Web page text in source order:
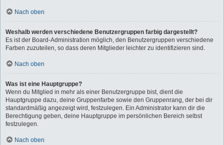
Nach oben
Weshalb werden verschiedene Benutzergruppen farbig dargestellt?
Es ist der Board-Administration möglich, den Benutzergruppen verschiedene
Farben zuzuteilen, so dass deren Mitglieder leichter zu identifizieren sind.
Nach oben
Was ist eine Hauptgruppe?
Wenn du Mitglied in mehr als einer Benutzergruppe bist, dient die
Hauptgruppe dazu, deine Gruppenfarbe sowie den Gruppenrang, der bei dir
standardmäßig angezeigt wird, festzulegen. Ein Administrator kann dir die
Berechtigung geben, deine Hauptgruppe im persönlichen Bereich selbst
festzulegen.
Nach oben